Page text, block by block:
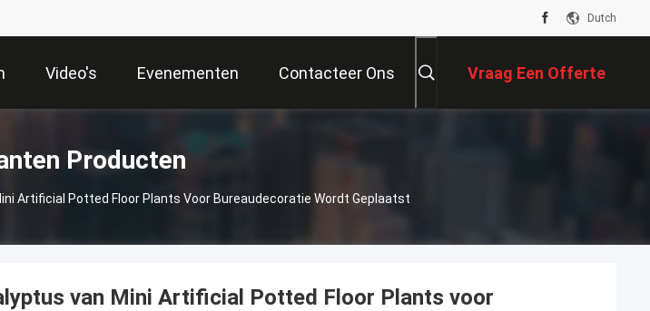
Dutch
Video's Evenementen Contacteer Ons Vraag Een Offerte
Producten
Artificial Potted Floor Plants Voor Bureaudecoratie Wordt Geplaatst
van Mini Artificial Potted Floor Plants voor